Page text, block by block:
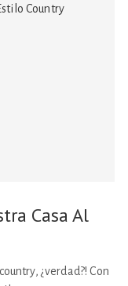
Casa Al
¿verdad?! Con